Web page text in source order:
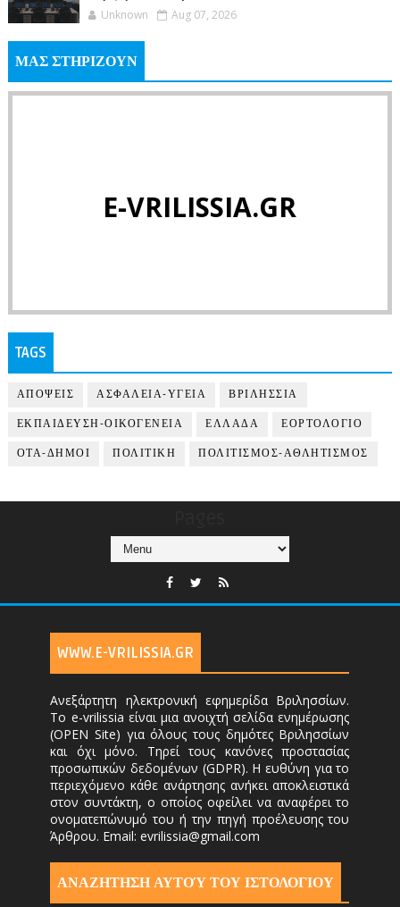
Unknown Aug 07, 2026
ΜΑΣ ΣΤΗΡΙΖΟΥΝ
E-VRILISSIA.GR
TAGS
ΑΠΟΨΕΙΣ ΑΣΦΑΛΕΙΑ-ΥΓΕΙΑ ΒΡΙΛΗΣΣΙΑ
ΕΚΠΑΙΔΕΥΣΗ-ΟΙΚΟΓΕΝΕΙΑ ΕΛΛΑΔΑ ΕΟΡΤΟΛΟΓΙΟ
ΟΤΑ-ΔΗΜΟΙ ΠΟΛΙΤΙΚΗ ΠΟΛΙΤΙΣΜΟΣ-ΑΘΛΗΤΙΣΜΟΣ
WWW.E-VRILISSIA.GR
Ανεξάρτητη ηλεκτρονική εφημερίδα Βριλησσίων.
Το e-vrilissia είναι μια ανοιχτή σελίδα ενημέρωσης
(OPEN Site) για όλους τους δημότες Βριλησσίων
και όχι μόνο. Τηρεί τους κανόνες προστασίας
προσωπικών δεδομένων (GDPR). Η ευθύνη για το
περιεχόμενο κάθε ανάρτησης ανήκει αποκλειστικά
στον συντάκτη, ο οποίος οφείλει να αναφέρει το
ονοματεπώνυμό του ή την πηγή προέλευσης του
Άρθρου. Email: evrilissia@gmail.com
ΑΝΑΖΗΤΗΣΗ ΑΥΤΟΎ ΤΟΥ ΙΣΤΟΛΟΓΙΟΥ